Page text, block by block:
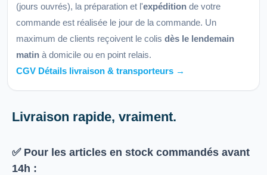
(jours ouvrés), la préparation et l'expédition de votre
commande est réalisée le jour de la commande. Un
maximum de clients reçoivent le colis dès le lendemain
matin à domicile ou en point relais.
CGV Détails livraison & transporteurs →
Livraison rapide, vraiment.
✅ Pour les articles en stock commandés avant
14h :